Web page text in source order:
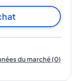
du marché(0)